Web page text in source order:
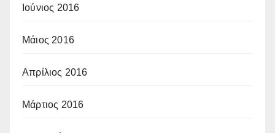
Ιούνιος 2016
Μάιος 2016
Απρίλιος 2016
Μάρτιος 2016